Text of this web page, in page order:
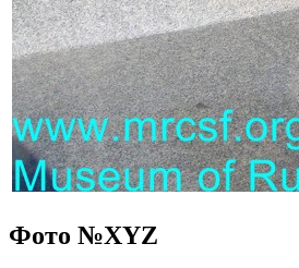
Фото №XYZ